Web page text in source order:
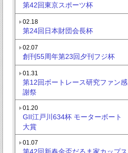
第42回東京スポーツ杯
02.18
第24回日本財団会長杯
02.07
創刊55周年第23回夕刊フジ杯
01.31
第12回ボートレース研究ファン感
謝祭
01.20
GII江戸川634杯 モーターボート
大賞
01.07
第42回新春金盃だるま家カップス